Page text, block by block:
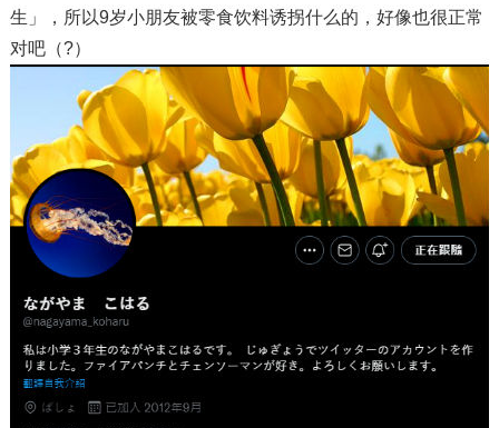
生」，所以9岁小朋友被零食饮料诱拐什么的，好像也很正常
对吧（?）